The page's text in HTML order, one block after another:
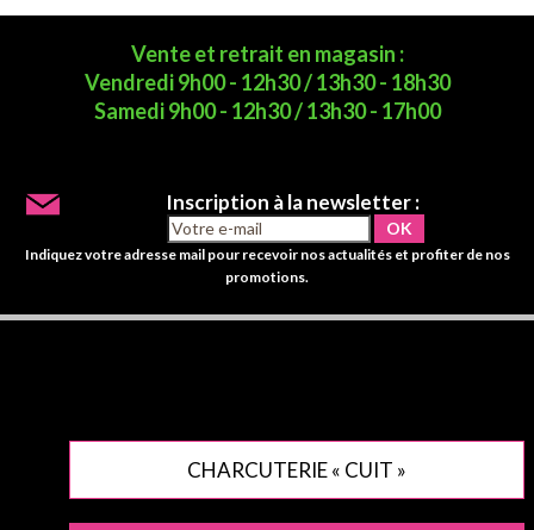
Vente et retrait en magasin :
Vendredi 9h00 - 12h30 / 13h30 - 18h30
Samedi 9h00 - 12h30 / 13h30 - 17h00
Inscription à la newsletter :
Indiquez votre adresse mail pour recevoir nos actualités et profiter de nos
promotions.
CHARCUTERIE « CUIT »